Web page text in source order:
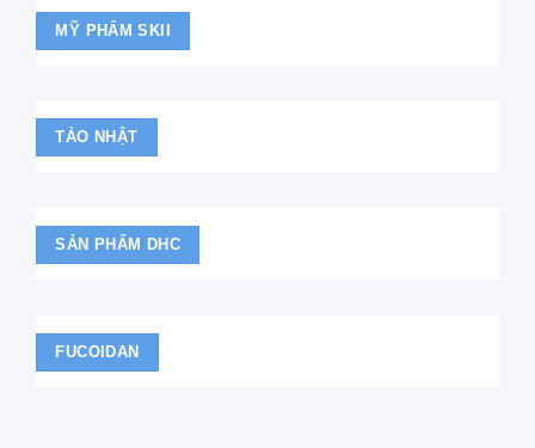
MỸ PHẨM SKII
TẢO NHẬT
SẢN PHẨM DHC
FUCOIDAN